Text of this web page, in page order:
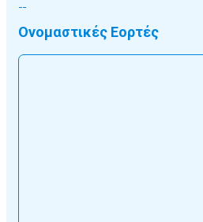
Ονομαστικές Εορτές